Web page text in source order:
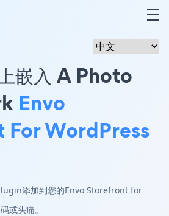
嵌入 A Photo
Envo
WordPress
添加到您的Envo Storefront for
或头痛。